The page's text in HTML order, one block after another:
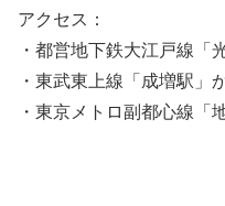
アクセス：
・都営地下鉄大江戸線「
・東武東上線「成増駅」
・東京メトロ副都心線「